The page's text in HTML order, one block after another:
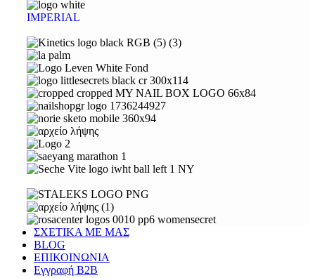
IMPERIAL
ΣΧΕΤΙΚΑ ΜΕ ΜΑΣ
BLOG
ΕΠΙΚΟΙΝΩΝΙΑ
Εγγραφή Β2Β